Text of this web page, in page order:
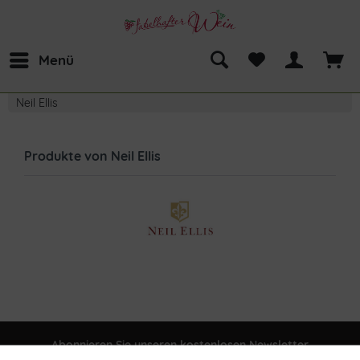
Menü
Neil Ellis
Produkte von Neil Ellis
Abonnieren Sie unseren kostenlosen Newsletter